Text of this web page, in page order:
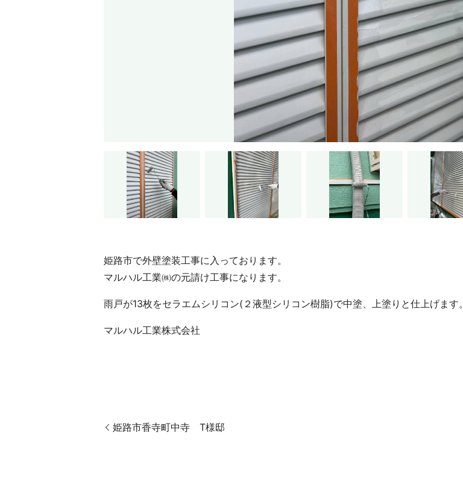
姫路市で外壁塗装工事に入っております。
マルハル工業㈱の元請け工事になります。
雨戸が13枚をセラエムシリコン(２液型シリコン樹脂)で中塗、上塗りと仕上げます。
マルハル工業株式会社
姫路市香寺町中寺 T様邸